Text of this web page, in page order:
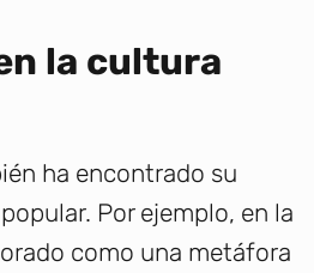
la cultura
ha encontrado su
Por ejemplo, en la
como una metáfora